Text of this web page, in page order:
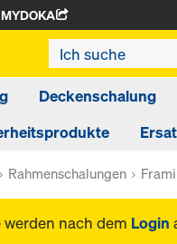
MYDOKA
Deckenschalung
Rahmenschalungen
nach dem Login